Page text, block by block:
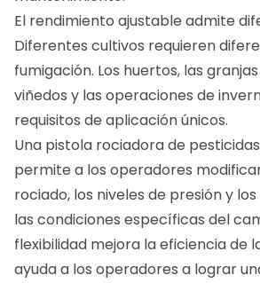
El rendimiento ajustable admite
Diferentes cultivos requieren
fumigación. Los huertos, las
viñedos y las operaciones de
requisitos de aplicación únicos.
Una pistola rociadora de
permite a los operadores
rociado, los niveles de presión y
las condiciones específicas del
flexibilidad mejora la eficiencia de
ayuda a los operadores a lograr